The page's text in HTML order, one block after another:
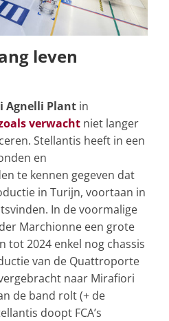
leven
Agnelli Plant in
verwacht niet langer
Stellantis heeft in een
en
te kennen gegeven dat
in Turijn, voortaan in
In de voormalige
Marchionne een grote
tot 2024 enkel nog chassis
van de Quattroporte
naar Mirafiori
de band rolt (+ de
doopt FCA’s